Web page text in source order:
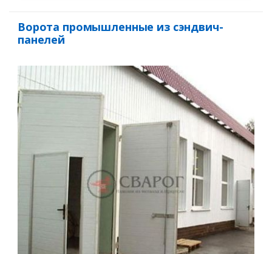
Ворота промышленные из сэндвич-
панелей